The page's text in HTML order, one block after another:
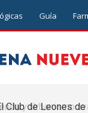
Guía
Club de Leones de